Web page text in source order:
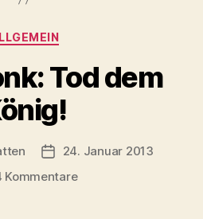
Kategorien
Tod dem
Beitragsdatum
24. Januar 2013
Kommentarezu